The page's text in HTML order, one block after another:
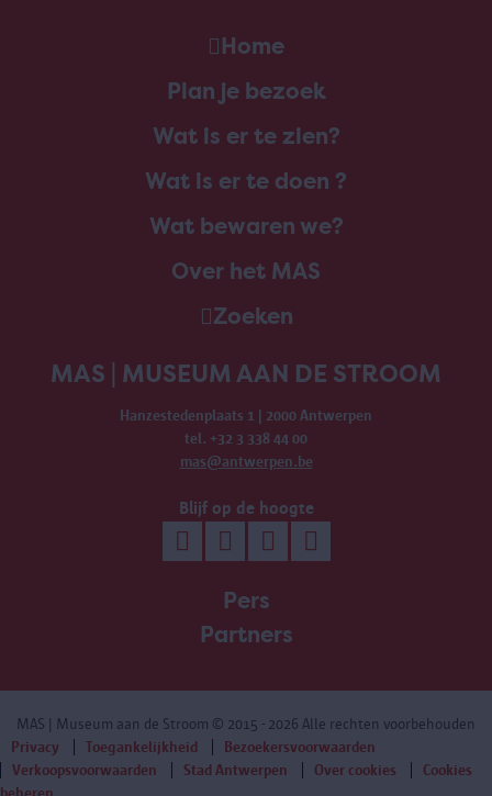
Home
Plan je bezoek
Wat is er te zien?
Wat is er te doen ?
Wat bewaren we?
Over het MAS
Zoeken
MAS | MUSEUM AAN DE STROOM
Hanzestedenplaats 1 | 2000 Antwerpen
tel. +32 3 338 44 00
mas@antwerpen.be
Blijf op de hoogte
Pers
Partners
MAS | Museum aan de Stroom © 2015 - 2026 Alle rechten voorbehouden
Privacy
Toegankelijkheid
Bezoekersvoorwaarden
Verkoopsvoorwaarden
Stad Antwerpen Over cookies
Cookies